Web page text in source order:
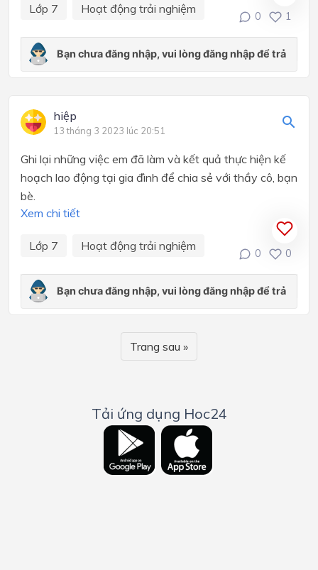
Lớp 7 Hoạt động trải nghiệm
0 1
hiệp
13 tháng 3 2023 lúc 20:51
Ghi lại những việc em đã làm và kết quả thực hiện kế
hoạch lao động tại gia đình để chia sẻ với thầy cô, bạn
bè.
Xem chi tiết
Lớp 7 Hoạt động trải nghiệm
0 0
Trang sau »
Tải ứng dụng Hoc24